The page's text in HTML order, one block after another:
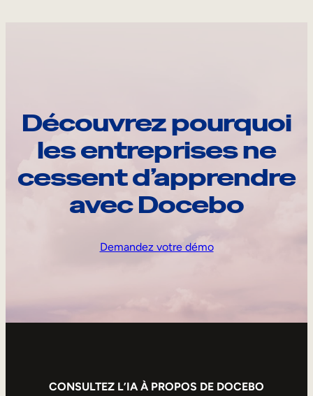
Découvrez pourquoi
les entreprises ne
cessent d’apprendre
avec Docebo
Demandez votre démo
CONSULTEZ L’IA À PROPOS DE DOCEBO